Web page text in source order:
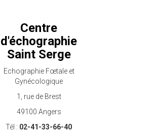
Centre
d'échographie
Saint Serge
Echographie Fœtale et
Gynécologique
1, rue de Brest
49100 Angers
Tél : 02-41-33-66-40